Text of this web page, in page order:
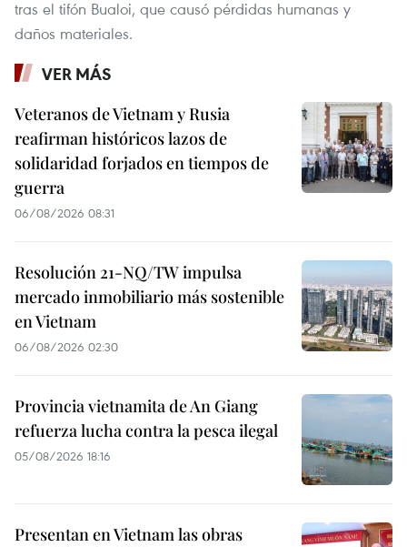
tras el tifón Bualoi, que causó pérdidas humanas y
daños materiales.
VER MÁS
Veteranos de Vietnam y Rusia
reafirman históricos lazos de
solidaridad forjados en tiempos de
guerra
06/08/2026 08:31
Resolución 21-NQ/TW impulsa
mercado inmobiliario más sostenible
en Vietnam
06/08/2026 02:30
Provincia vietnamita de An Giang
refuerza lucha contra la pesca ilegal
05/08/2026 18:16
Presentan en Vietnam las obras